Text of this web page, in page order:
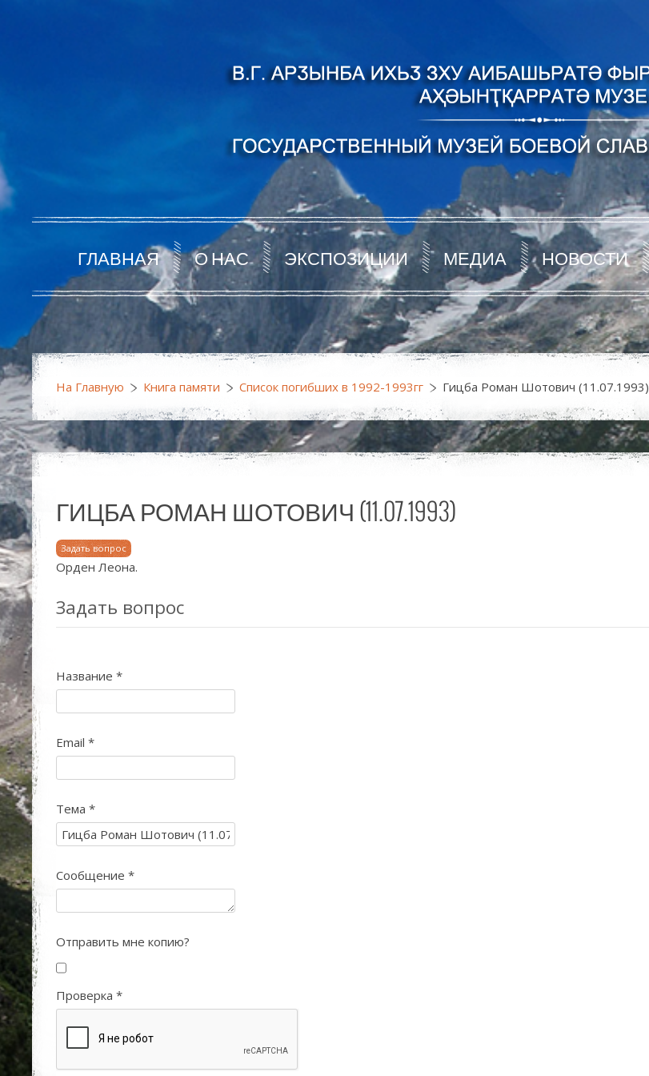
ГЛАВНАЯ О НАС ЭКСПОЗИЦИИ МЕДИА НОВОСТИ
На Главную Книга памяти Список погибших в 1992-1993гг Гицба Роман Шотович (11.07.1993)
ГИЦБА РОМАН ШОТОВИЧ (11.07.1993)
Задать вопрос
Орден Леона.
Задать вопрос
Название *
Email *
Тема *
Сообщение *
Отправить мне копию?
Проверка *